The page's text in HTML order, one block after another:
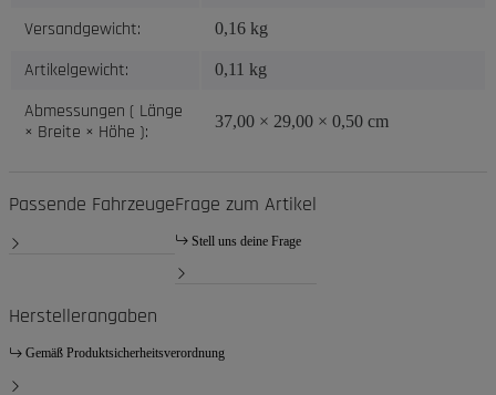
Versandgewicht: 0,16 kg
Artikelgewicht: 0,11 kg
Abmessungen ( Länge
× Breite × Höhe ):
37,00 × 29,00 × 0,50 cm
Passende FahrzeugeFrage zum Artikel
Stell uns deine Frage
Herstellerangaben
Gemäß Produktsicherheitsverordnung